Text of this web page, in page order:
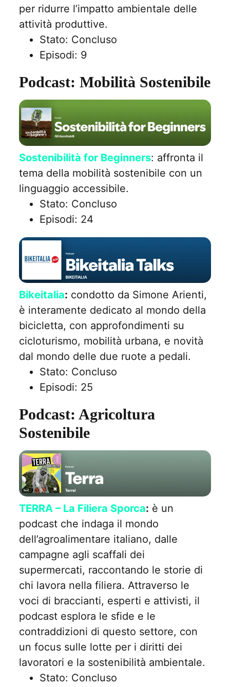
per ridurre l’impatto ambientale delle
attività produttive.
Stato: Concluso
Episodi: 9
Podcast: Mobilità Sostenibile
Sostenibilità for Beginners: affronta il
tema della mobilità sostenibile con un
linguaggio accessibile.
Stato: Concluso
Episodi: 24
Bikeitalia: condotto da Simone Arienti,
è interamente dedicato al mondo della
bicicletta, con approfondimenti su
cicloturismo, mobilità urbana, e novità
dal mondo delle due ruote a pedali.
Stato: Concluso
Episodi: 25
Podcast: Agricoltura
Sostenibile
TERRA – La Filiera Sporca: è un
podcast che indaga il mondo
dell’agroalimentare italiano, dalle
campagne agli scaffali dei
supermercati, raccontando le storie di
chi lavora nella filiera. Attraverso le
voci di braccianti, esperti e attivisti, il
podcast esplora le sfide e le
contraddizioni di questo settore, con
un focus sulle lotte per i diritti dei
lavoratori e la sostenibilità ambientale.
Stato: Concluso